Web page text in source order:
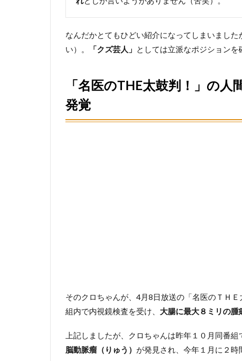
原
大
腸
の
可
能
性
と
なんだかとてもひどい紹介になってしまいまし
い）。
「クズ芸人」 としては立派なポジションを
「名医のTHE太鼓判！」の
発覚
そのクロちゃんが、4月8日放送の「名医のＴＨ
組内で内視鏡検査を受け、 大腸に最大８ミリの腫
上記しましたが、クロちゃんは昨年１０月同番
脳動脈瘤（りゅう） が発見され、今年１月に２時